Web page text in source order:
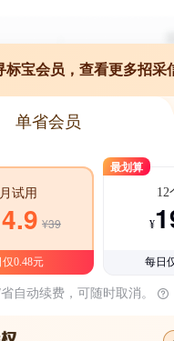
标宝会员，查看更多招采
单省会员
试用
¥39
0.48元
最划算
12
¥
每日
自动续费，可随时取消。